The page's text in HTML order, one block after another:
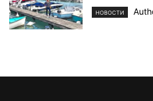
НОВОСТИ